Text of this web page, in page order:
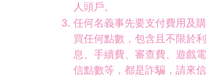
人頭戶。
任何名義事先要支付費用及購
買任何點數，包含且不限於利
息、手續費、審查費、遊戲電
信點數等，都是詐騙，請來信